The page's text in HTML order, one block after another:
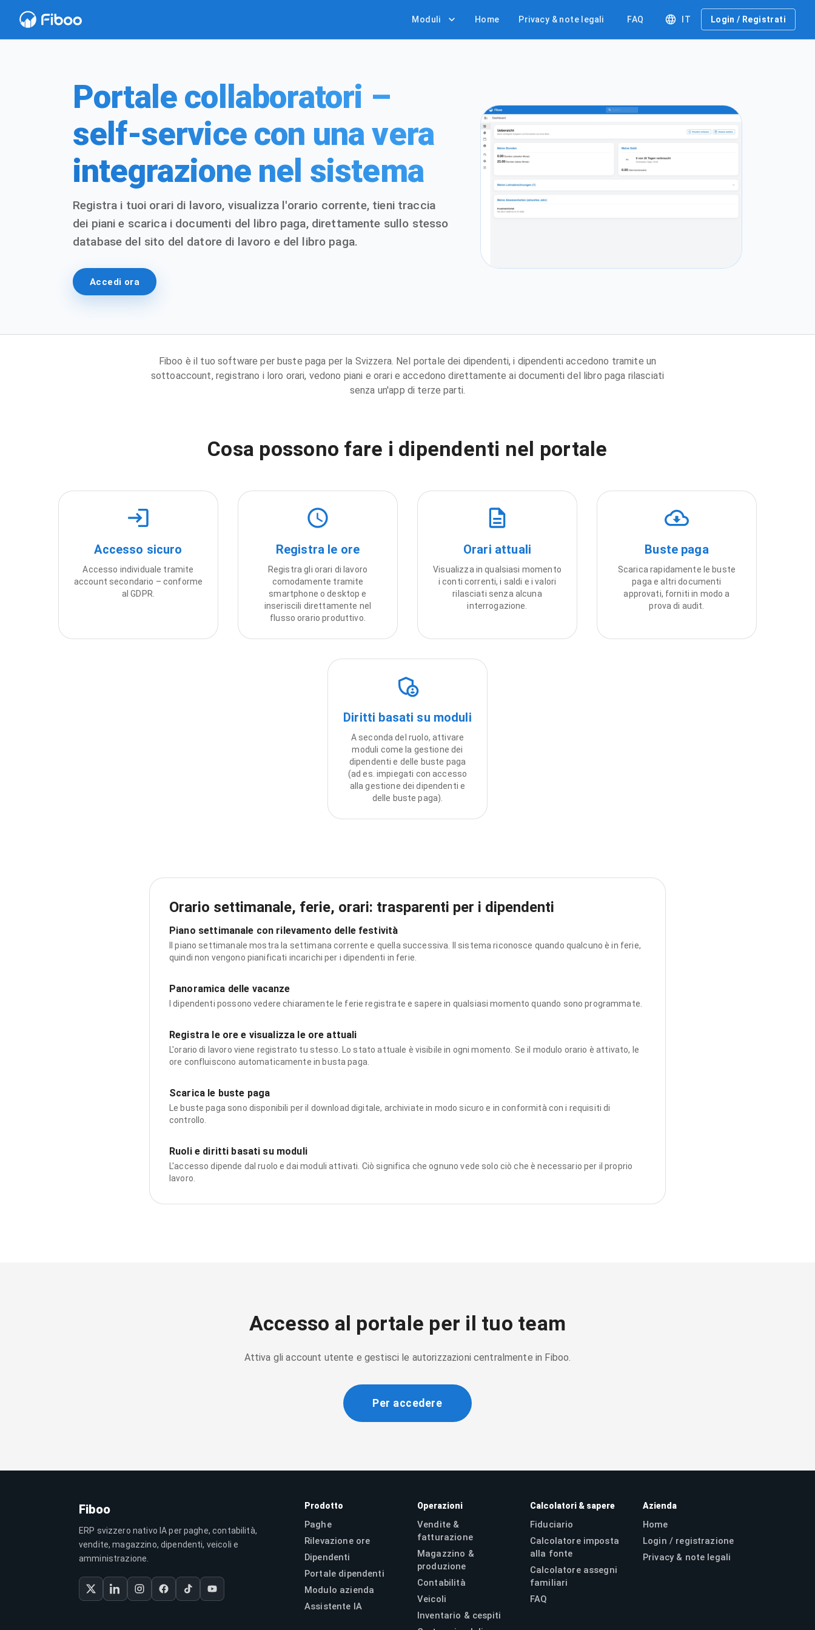
Moduli Home Privacy & note legali FAQ IT Login / Registrati
Portale collaboratori –
self-service con una vera
integrazione nel sistema
Registra i tuoi orari di lavoro, visualizza l'orario corrente, tieni traccia
dei piani e scarica i documenti del libro paga, direttamente sullo stesso
database del sito del datore di lavoro e del libro paga.
Accedi ora
Fiboo è il tuo software per buste paga per la Svizzera. Nel portale dei dipendenti, i dipendenti accedono tramite un
sottoaccount, registrano i loro orari, vedono piani e orari e accedono direttamente ai documenti del libro paga rilasciati
senza un'app di terze parti.
Cosa possono fare i dipendenti nel portale
Accesso sicuro
Accesso individuale tramite
account secondario – conforme
al GDPR.
Registra le ore
Registra gli orari di lavoro
comodamente tramite
smartphone o desktop e
inseriscili direttamente nel
flusso orario produttivo.
Orari attuali
Visualizza in qualsiasi momento
i conti correnti, i saldi e i valori
rilasciati senza alcuna
interrogazione.
Buste paga
Scarica rapidamente le buste
paga e altri documenti
approvati, forniti in modo a
prova di audit.
Diritti basati su moduli
A seconda del ruolo, attivare
moduli come la gestione dei
dipendenti e delle buste paga
(ad es. impiegati con accesso
alla gestione dei dipendenti e
delle buste paga).
Orario settimanale, ferie, orari: trasparenti per i dipendenti
Piano settimanale con rilevamento delle festività
Il piano settimanale mostra la settimana corrente e quella successiva. Il sistema riconosce quando qualcuno è in ferie,
quindi non vengono pianificati incarichi per i dipendenti in ferie.
Panoramica delle vacanze
I dipendenti possono vedere chiaramente le ferie registrate e sapere in qualsiasi momento quando sono programmate.
Registra le ore e visualizza le ore attuali
L'orario di lavoro viene registrato tu stesso. Lo stato attuale è visibile in ogni momento. Se il modulo orario è attivato, le
ore confluiscono automaticamente in busta paga.
Scarica le buste paga
Le buste paga sono disponibili per il download digitale, archiviate in modo sicuro e in conformità con i requisiti di
controllo.
Ruoli e diritti basati su moduli
L'accesso dipende dal ruolo e dai moduli attivati. Ciò significa che ognuno vede solo ciò che è necessario per il proprio
lavoro.
Accesso al portale per il tuo team
Attiva gli account utente e gestisci le autorizzazioni centralmente in Fiboo.
Per accedere
Fiboo
ERP svizzero nativo IA per paghe, contabilità,
vendite, magazzino, dipendenti, veicoli e
amministrazione.
Prodotto
Paghe
Rilevazione ore
Dipendenti
Portale dipendenti
Modulo azienda
Assistente IA
Operazioni
Vendite &
fatturazione
Magazzino &
produzione
Contabilità
Veicoli
Inventario & cespiti
Calcolatori & sapere
Fiduciario
Calcolatore imposta
alla fonte
Calcolatore assegni
familiari
FAQ
Azienda
Home
Login / registrazione
Privacy & note legali